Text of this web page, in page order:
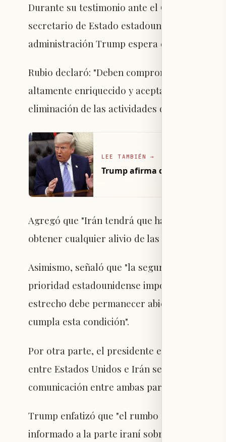
Durante su testimonio ante el Comité de
secretario de Estado estadounidense,
administración Trump espera de Irán antes
Rubio declaró: "Deben comprometerse a
altamente enriquecido y aceptar negociar
eliminación de las actividades de
LEE TAMBIÉN →
Trump afirma que EE.UU.
Agregó que "Irán tendrá que hacer
obtener cualquier alivio de las sanciones por
Asimismo, señaló que "la seguridad de la
prioridad estadounidense importante en las
estrecho debe permanecer abierto y Estados
cumpla esta condición".
Por otra parte, el presidente
entre Estados Unidos e Irán se hayan
comunicación entre ambas partes continúa.
Trump enfatizó que "el rumbo de las
informado a la parte iraní sobre la necesidad